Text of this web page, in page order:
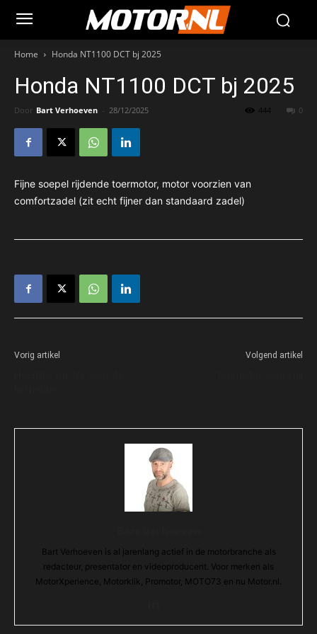
Home Honda NT1100 DCT bj 2025
Honda NT1100 DCT bj 2025
Door Bart Verhoeven - 28/12/2025 0
444
Fijne soepel rijdende toermotor, motor voorzien van
comfortzadel (zit echt fijner dan standaard zadel)
Vorig artikel Volgend artikel
Bart Verhoeven is al jarenlang actief in de motorbranche als
redacteur, presentator en videoproducent. Voor merken als
MotorXperience, Motorklik, Promotor, MOTO73 en nu Motor.nl.